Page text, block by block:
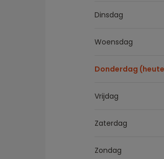
Dinsdag
Woensdag
Donderdag
Vrijdag
Zaterdag
Zondag